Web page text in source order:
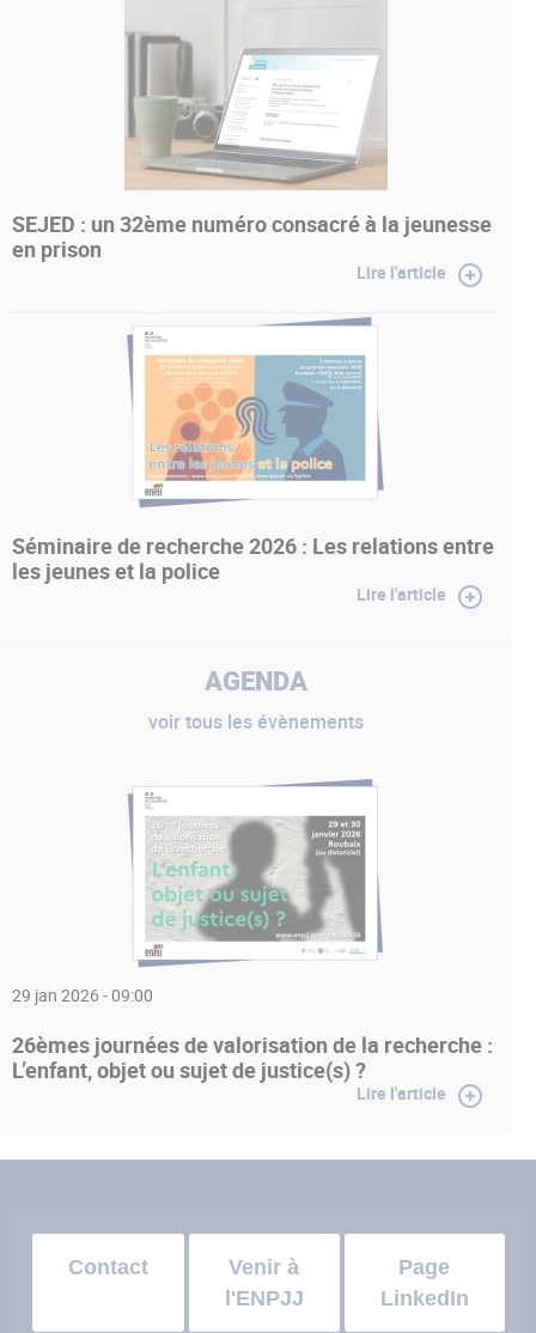
SEJED : un 32ème numéro consacré à la jeunesse
en prison
Lire l'article
Séminaire de recherche 2026 : Les relations entre
les jeunes et la police
Lire l'article
AGENDA
voir tous les évènements
29 jan 2026 - 09:00
26èmes journées de valorisation de la recherche :
L’enfant, objet ou sujet de justice(s) ?
Lire l'article
Contact
Venir à
l'ENPJJ
Page
LinkedIn